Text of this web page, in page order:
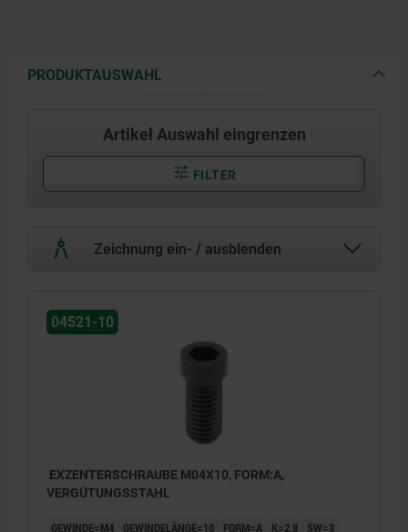
PRODUKTAUSWAHL
Artikel Auswahl eingrenzen
FILTER
Zeichnung ein- / ausblenden
04521-10
EXZENTERSCHRAUBE M04X10, FORM:A,
VERGÜTUNGSSTAHL
GEWINDE=M4 GEWINDELÄNGE=10 FORM=A K=2,8 SW=3